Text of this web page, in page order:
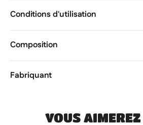
Conditions d'utilisation
Composition
Fabriquant
VOUS